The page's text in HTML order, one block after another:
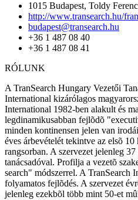
1015 Budapest, Toldy
http://www.transearch.hu/
budapest@transearch.hu
+36 1 487 08 40
+36 1 487 08 41
RÓLUNK
A TranSearch Hungary Vezetői
International kizárólagos
International 1982-ben alakult és
legdinamikusabban fejlõdõ
minden kontinensen jelen van
éves árbevételét tekintve az elsõ
rangsorban. A szervezet jelenleg
tanácsadóval. Profilja a vezetõ
search" módszerrel. A TranSearch
folyamatos fejlõdés. A szervezet
jelenleg ezekbõl több mint 50-et